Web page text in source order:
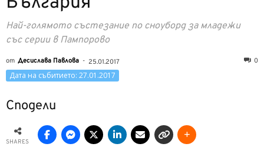
Най-голямото състезание по сноуборд за младежи
със серии в Пампорово
от Десислава Павлова - 25.01.2017 0
Дата на събитието: 27.01.2017
Сподели
SHARES